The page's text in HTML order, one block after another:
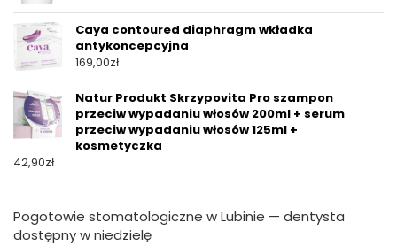
Caya contoured diaphragm wkładka
antykoncepcyjna
169,00zł
Natur Produkt Skrzypovita Pro szampon
przeciw wypadaniu włosów 200ml + serum
przeciw wypadaniu włosów 125ml +
kosmetyczka
42,90zł
Pogotowie stomatologiczne w Lubinie — dentysta
dostępny w niedzielę